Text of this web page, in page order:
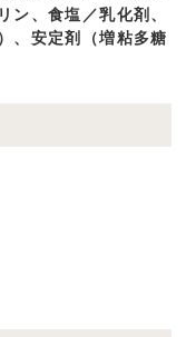
ン、食塩／乳化剤、
、安定剤（増粘多糖